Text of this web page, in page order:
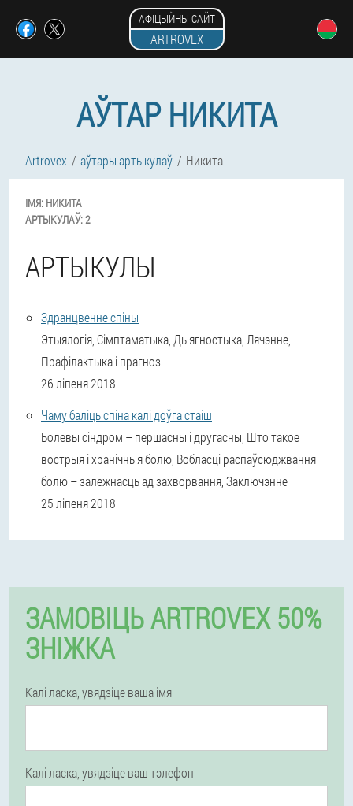
АФІЦЫЙНЫ САЙТ
ARTROVEX
АЎТАР НИКИТА
Artrovex аўтары артыкулаў Никита
ІМЯ: НИКИТА
АРТЫКУЛАЎ:2
АРТЫКУЛЫ
Здранцвенне спіны
Этыялогія, Сімптаматыка, Дыягностыка, Лячэнне,
Прафілактыка і прагноз
26 ліпеня 2018
Чаму баліць спіна калі доўга стаіш
Болевы сіндром – першасны і другасны, Што такое
вострыя і хранічныя болю, Вобласці распаўсюджвання
болю – залежнасць ад захворвання, Заключэнне
25 ліпеня 2018
ЗАМОВІЦЬ ARTROVEX 50%
ЗНІЖКА
Калі ласка, увядзіце ваша імя
Калі ласка, увядзіце ваш тэлефон